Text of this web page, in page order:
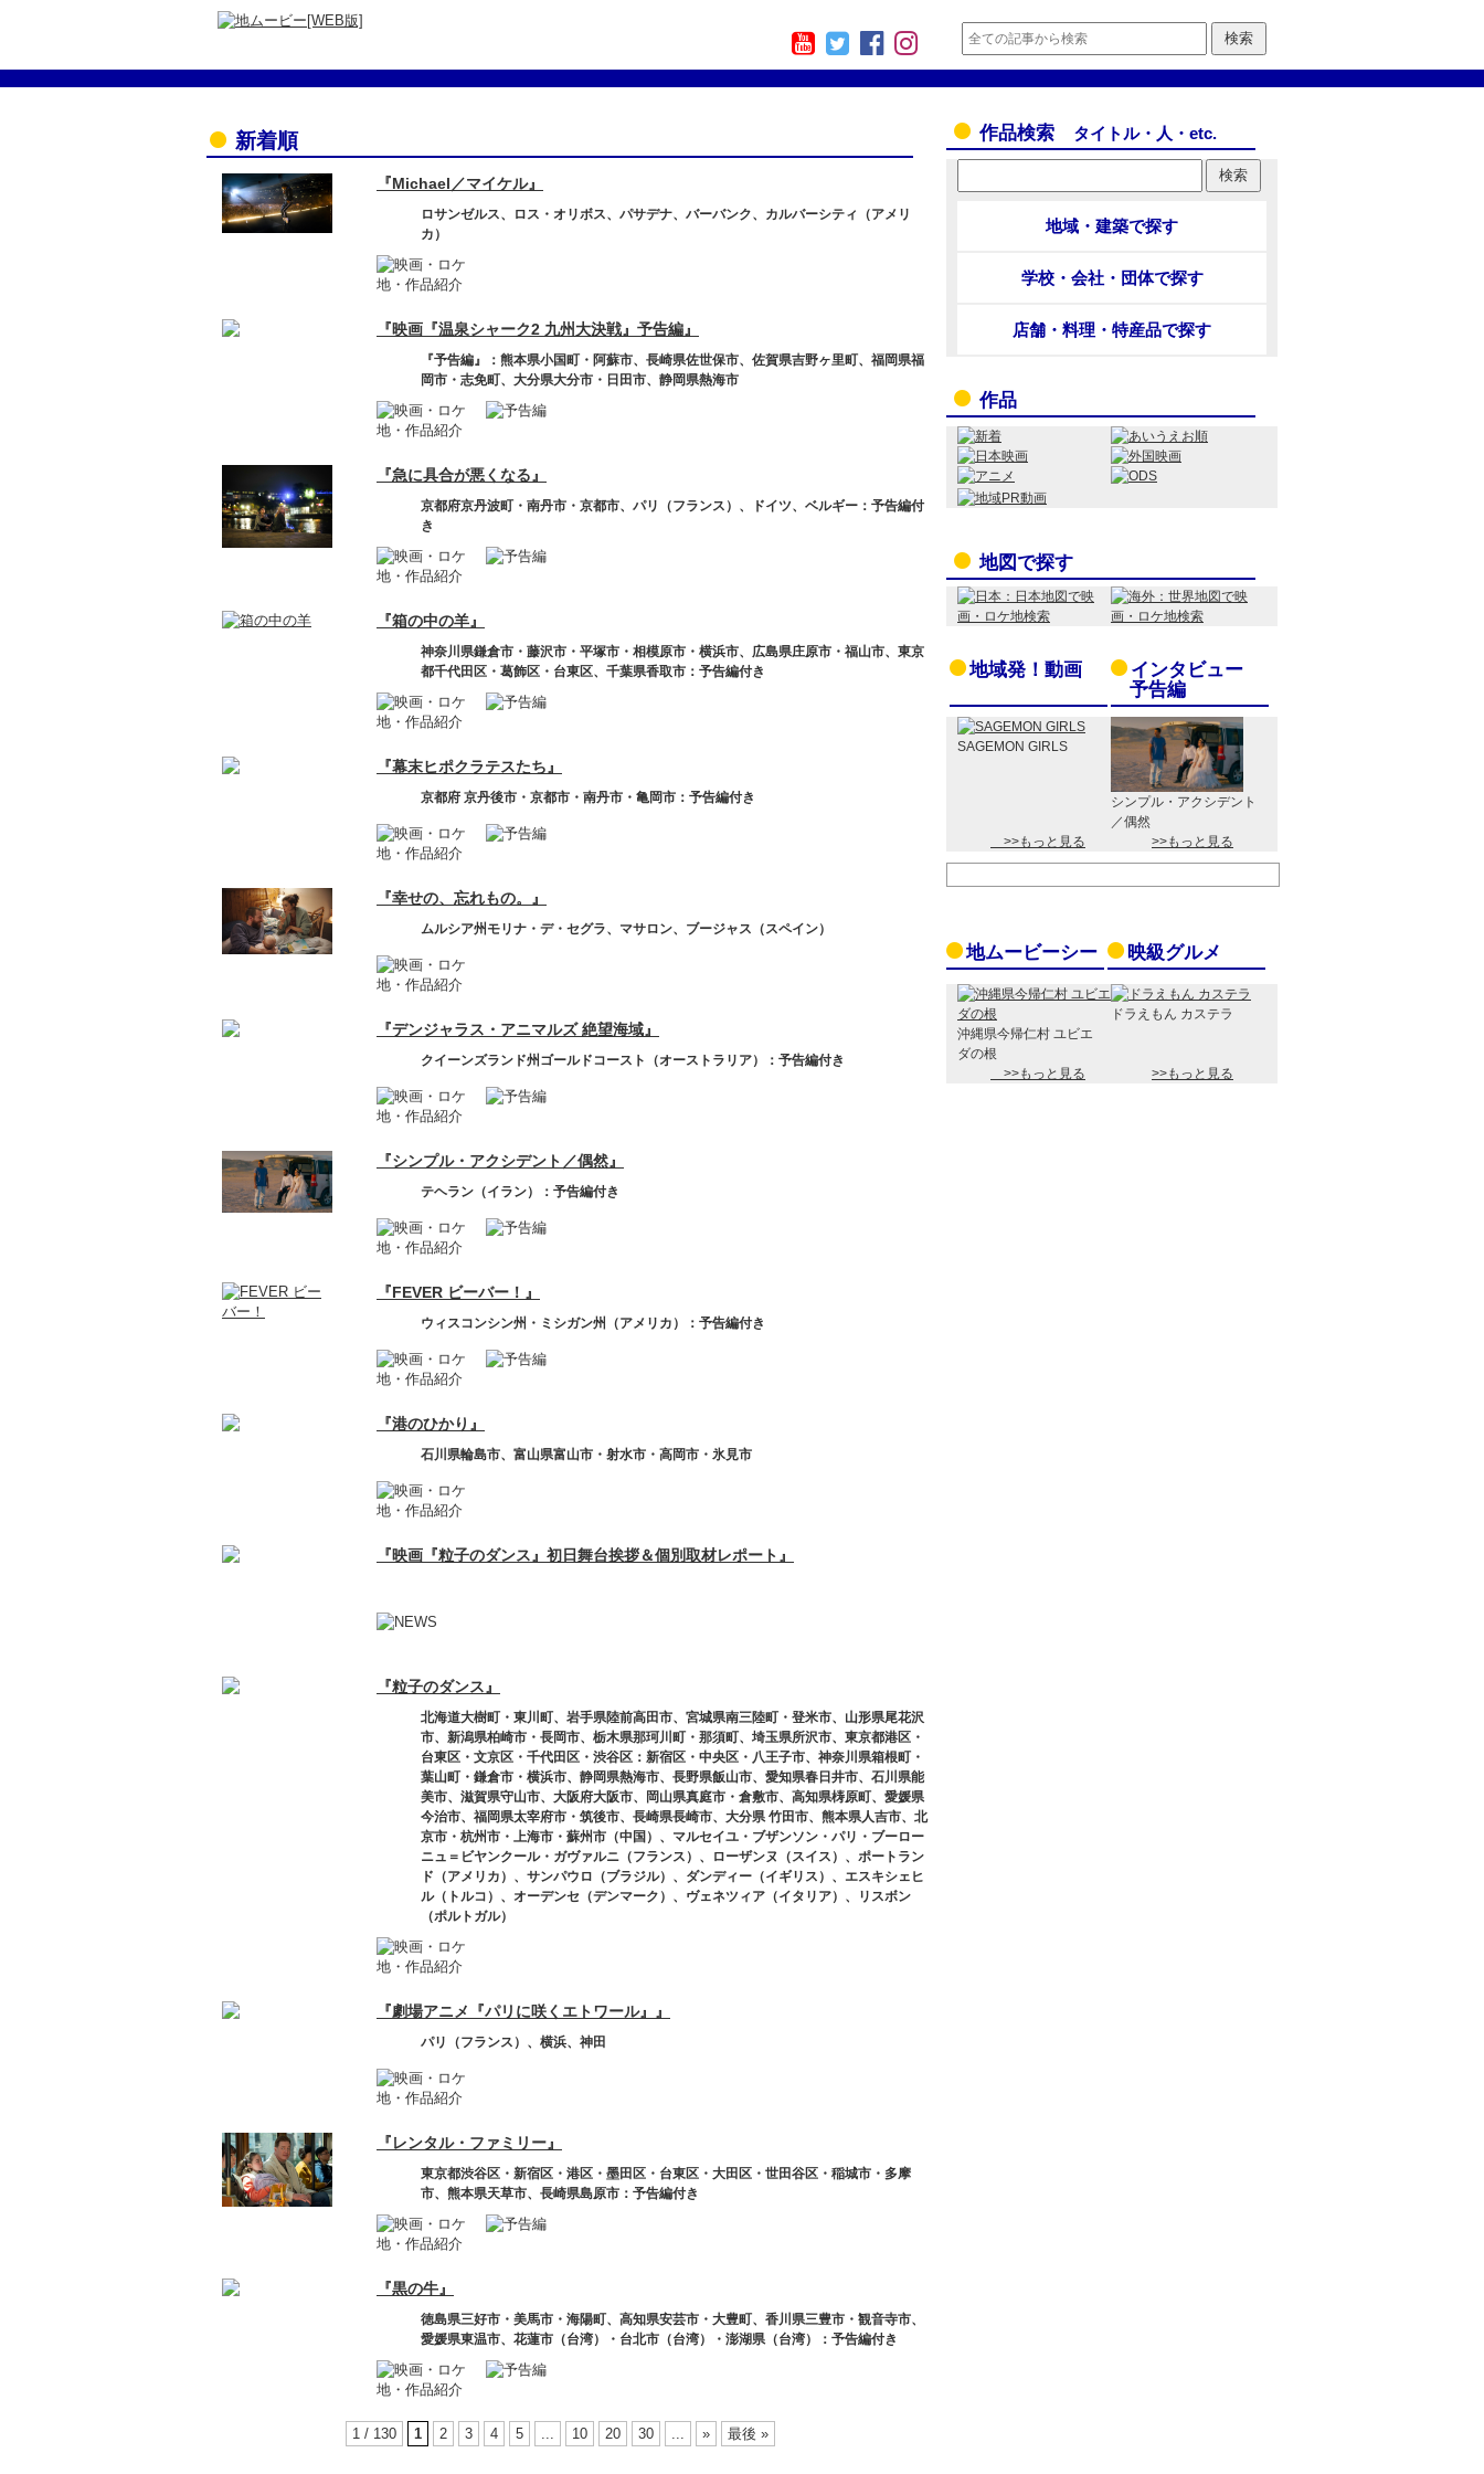
新着順
『Michael／マイケル』
ロサンゼルス、ロス・オリボス、パサデナ、バーバンク、カルバーシティ（アメリ
カ）
『映画『温泉シャーク2 九州大決戦』予告編』
『予告編』：熊本県小国町・阿蘇市、長崎県佐世保市、佐賀県吉野ヶ里町、福岡県福
岡市・志免町、大分県大分市・日田市、静岡県熱海市
『急に具合が悪くなる』
京都府京丹波町・南丹市・京都市、パリ（フランス）、ドイツ、ベルギー：予告編付
き
『箱の中の羊』
神奈川県鎌倉市・藤沢市・平塚市・相模原市・横浜市、広島県庄原市・福山市、東京
都千代田区・葛飾区・台東区、千葉県香取市：予告編付き
『幕末ヒポクラテスたち』
京都府 京丹後市・京都市・南丹市・亀岡市：予告編付き
『幸せの、忘れもの。』
ムルシア州モリナ・デ・セグラ、マサロン、ブージャス（スペイン）
『デンジャラス・アニマルズ 絶望海域』
クイーンズランド州ゴールドコースト（オーストラリア）：予告編付き
『シンプル・アクシデント／偶然』
テヘラン（イラン）：予告編付き
『FEVER ビーバー！』
ウィスコンシン州・ミシガン州（アメリカ）：予告編付き
『港のひかり』
石川県輪島市、富山県富山市・射水市・高岡市・氷見市
『映画『粒子のダンス』初日舞台挨拶＆個別取材レポート』
『粒子のダンス』
北海道大樹町・東川町、岩手県陸前高田市、宮城県南三陸町・登米市、山形県尾花沢
市、新潟県柏崎市・長岡市、栃木県那珂川町・那須町、埼玉県所沢市、東京都港区・
台東区・文京区・千代田区・渋谷区：新宿区・中央区・八王子市、神奈川県箱根町・
葉山町・鎌倉市・横浜市、静岡県熱海市、長野県飯山市、愛知県春日井市、石川県能
美市、滋賀県守山市、大阪府大阪市、岡山県真庭市・倉敷市、高知県梼原町、愛媛県
今治市、福岡県太宰府市・筑後市、長崎県長崎市、大分県 竹田市、熊本県人吉市、北
京市・杭州市・上海市・蘇州市（中国）、マルセイユ・ブザンソン・パリ・ブーロー
ニュ＝ビヤンクール・ガヴァルニ（フランス）、ローザンヌ（スイス）、ポートラン
ド（アメリカ）、サンパウロ（ブラジル）、ダンディー（イギリス）、エスキシェヒ
ル（トルコ）、オーデンセ（デンマーク）、ヴェネツィア（イタリア）、リスボン
（ポルトガル）
『劇場アニメ『パリに咲くエトワール』』
パリ（フランス）、横浜、神田
『レンタル・ファミリー』
東京都渋谷区・新宿区・港区・墨田区・台東区・大田区・世田谷区・稲城市・多摩
市、熊本県天草市、長崎県島原市：予告編付き
『黒の牛』
徳島県三好市・美馬市・海陽町、高知県安芸市・大豊町、香川県三豊市・観音寺市、
愛媛県東温市、花蓮市（台湾）・台北市（台湾）・澎湖県（台湾）：予告編付き
1 / 130 1 2 3 4 5 ... 10 20 30 ... » 最後 »
作品検索 タイトル・人・etc.
地域・建築で探す
学校・会社・団体で探す
店舗・料理・特産品で探す
作品
地図で探す
地域発！動画
インタビュー
予告編
SAGEMON GIRLS
シンプル・アクシデント
／偶然
>>もっと見る
>>もっと見る
地ムービーシー 映級グルメ
沖縄県今帰仁村 ユビエ
ダの根
ドラえもん カステラ
>>もっと見る >>もっと見る